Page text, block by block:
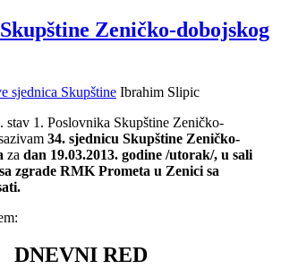
Zeničko-dobojskog
sjednica Skupštine Ibrahim Slipic
stav 1. Poslovnika Skupštine Zeničko-
34. sjednicu Skupštine Zeničko-
za dan 19.03.2013. godine /utorak/, u sali
zgrade RMK Prometa u Zenici sa
DNEVNI RED